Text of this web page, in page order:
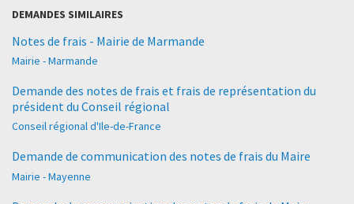
DEMANDES SIMILAIRES
Notes de frais - Mairie de Marmande
Mairie - Marmande
Demande des notes de frais et frais de représentation du
président du Conseil régional
Conseil régional d'Ile-de-France
Demande de communication des notes de frais du Maire
Mairie - Mayenne